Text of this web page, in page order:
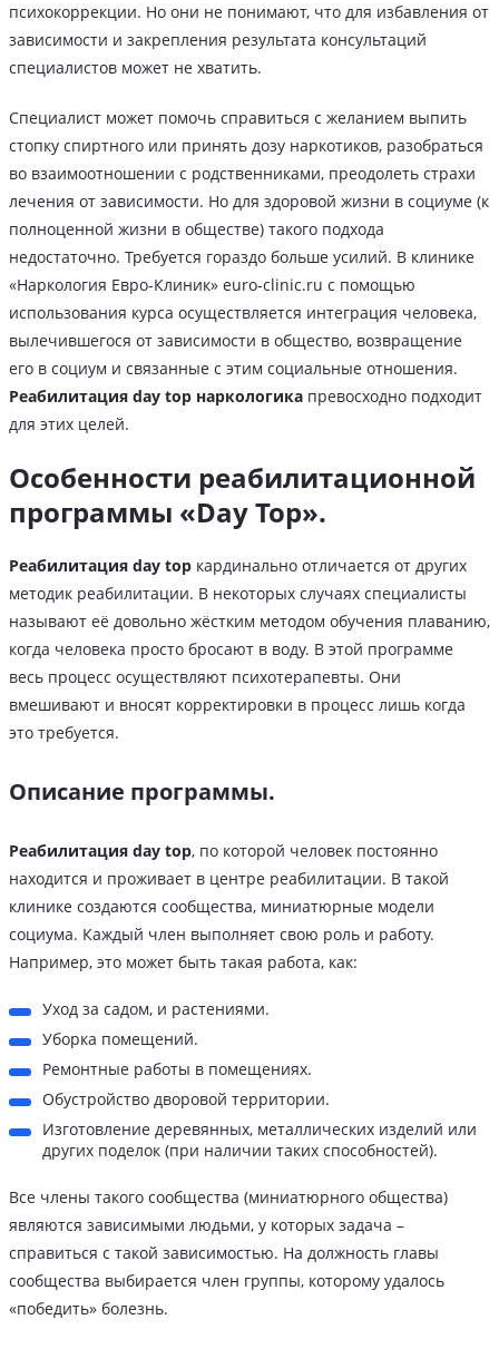
психокоррекции. Но они не понимают, что для избавления от
зависимости и закрепления результата консультаций
специалистов может не хватить.
Специалист может помочь справиться с желанием выпить
стопку спиртного или принять дозу наркотиков, разобраться
во взаимоотношении с родственниками, преодолеть страхи
лечения от зависимости. Но для здоровой жизни в социуме (к
полноценной жизни в обществе) такого подхода
недостаточно. Требуется гораздо больше усилий. В клинике
«Наркология Евро-Клиник» euro-clinic.ru с помощью
использования курса осуществляется интеграция человека,
вылечившегося от зависимости в общество, возвращение
его в социум и связанные с этим социальные отношения.
Реабилитация day top наркологика превосходно подходит
для этих целей.
Особенности реабилитационной
программы «Day Top».
Реабилитация day top кардинально отличается от других
методик реабилитации. В некоторых случаях специалисты
называют её довольно жёстким методом обучения плаванию,
когда человека просто бросают в воду. В этой программе
весь процесс осуществляют психотерапевты. Они
вмешивают и вносят корректировки в процесс лишь когда
это требуется.
Описание программы.
Реабилитация day top, по которой человек постоянно
находится и проживает в центре реабилитации. В такой
клинике создаются сообщества, миниатюрные модели
социума. Каждый член выполняет свою роль и работу.
Например, это может быть такая работа, как:
Уход за садом, и растениями.
Уборка помещений.
Ремонтные работы в помещениях.
Обустройство дворовой территории.
Изготовление деревянных, металлических изделий или
других поделок (при наличии таких способностей).
Все члены такого сообщества (миниатюрного общества)
являются зависимыми людьми, у которых задача –
справиться с такой зависимостью. На должность главы
сообщества выбирается член группы, которому удалось
«победить» болезнь.